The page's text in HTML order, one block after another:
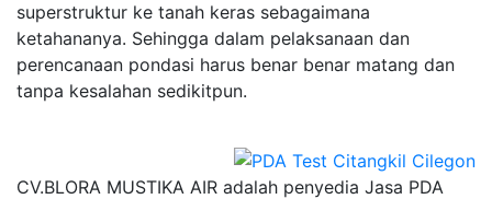
superstruktur ke tanah keras sebagaimana
ketahananya. Sehingga dalam pelaksanaan dan
perencanaan pondasi harus benar benar matang dan
tanpa kesalahan sedikitpun.
CV.BLORA MUSTIKA AIR adalah penyedia Jasa PDA